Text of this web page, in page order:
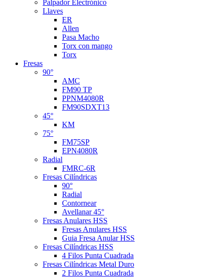
Palpador Electrónico
Llaves
ER
Allen
Pasa Macho
Torx con mango
Torx
Fresas
90°
AMC
FM90 TP
PPNM4080R
FM90SDXT13
45°
KM
75°
FM75SP
EPN4080R
Radial
FMRC-6R
Fresas Cilíndricas
90°
Radial
Contornear
Avellanar 45°
Fresas Anulares HSS
Fresas Anulares HSS
Guia Fresa Anular HSS
Fresas Cilíndricas HSS
4 Filos Punta Cuadrada
Fresas Cilíndricas Metal Duro
2 Filos Punta Cuadrada